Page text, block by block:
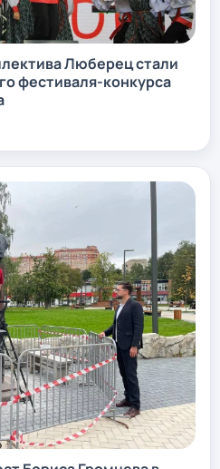
Люберец стали
фестиваля-конкурса